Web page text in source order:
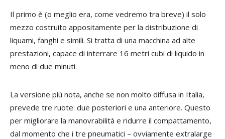
Il primo è (o meglio era, come vedremo tra breve) il solo
mezzo costruito appositamente per la distribuzione di
liquami, fanghi e simili. Si tratta di una macchina ad alte
prestazioni, capace di interrare 16 metri cubi di liquido in
meno di due minuti.
La versione più nota, anche se non molto diffusa in Italia,
prevede tre ruote: due posteriori e una anteriore. Questo
per migliorare la manovrabilità e ridurre il compattamento,
dal momento che i tre pneumatici – ovviamente extralarge